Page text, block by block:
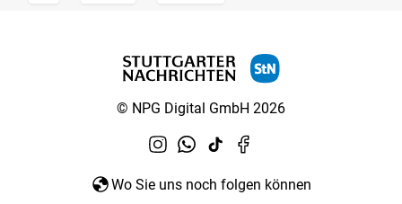
© NPG Digital GmbH 2026
Wo Sie uns noch folgen können